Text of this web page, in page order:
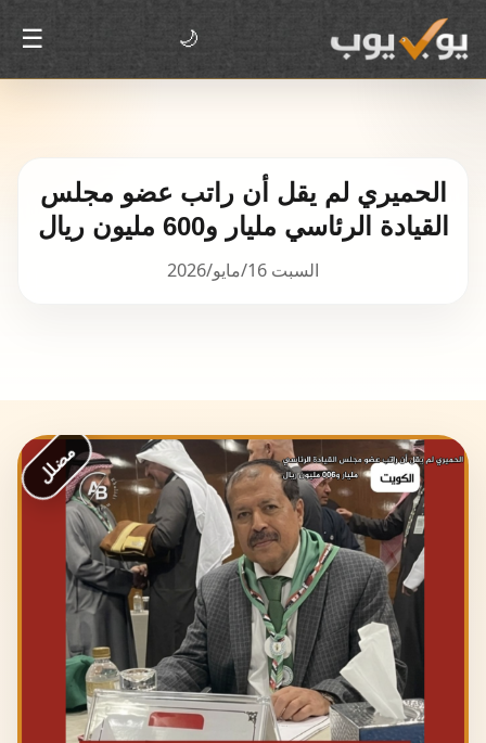
🌙
☰
الحميري لم يقل أن راتب عضو مجلس
القيادة الرئاسي مليار و600 مليون ريال
السبت 16/مايو/2026
مضلل